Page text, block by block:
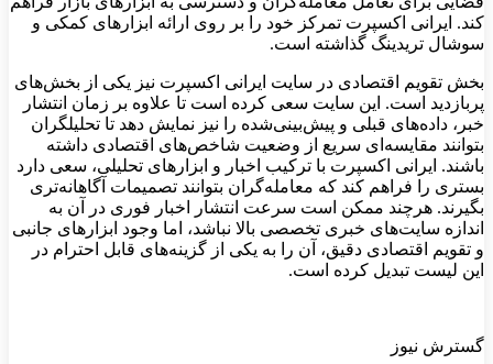
کند. ایرانی اکسپرت تمرکز خود را بر روی ارائه ابزارهای کمکی و
سوشال تریدینگ گذاشته است.
بخش تقویم اقتصادی در سایت ایرانی اکسپرت نیز یکی از بخش‌های
پربازدید است. این سایت سعی کرده است تا علاوه بر زمان انتشار
خبر، داده‌های قبلی و پیش‌بینی‌شده را نیز نمایش دهد تا تحلیلگران
بتوانند مقایسه‌ای سریع از وضعیت شاخص‌های اقتصادی داشته
باشند. ایرانی اکسپرت با ترکیب اخبار و ابزارهای تحلیلی، سعی دارد
بستری را فراهم کند که معامله‌گران بتوانند تصمیمات آگاهانه‌تری
بگیرند. هرچند ممکن است سرعت انتشار اخبار فوری در آن به
اندازه سایت‌های خبری تخصصی بالا نباشد، اما وجود ابزارهای جانبی
و تقویم اقتصادی دقیق، آن را به یکی از گزینه‌های قابل احترام در
این لیست تبدیل کرده است.
گسترش نیوز